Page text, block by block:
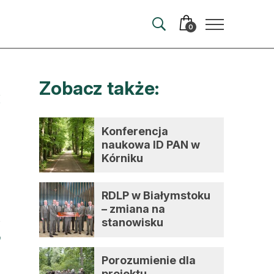
0
Zobacz także:
Konferencja
naukowa ID PAN w
Kórniku
RDLP w Białymstoku
– zmiana na
stanowisku
Porozumienie dla